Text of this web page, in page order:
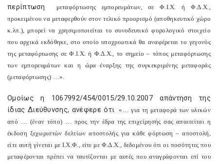
περίπτωση
μεταφόρτωσης εμπορευμάτων, σε Φ.Ι.Χ. ή Φ.Δ.Χ.,
προκειμένου να μεταφερθούν στον τελικό προορισμό (αποθηκευτικό χώρο
κ.λπ.), μπορεί να χρησιμοποιείται το συνοδευτικό φορολογικό στοιχείο
που αρχικά εκδόθηκε, στο οποίο υποχρεωτικά θα αναφέρεται το γεγονός
της μεταφόρτωσης σε Φ.Ι.Χ. ή Φ.Δ.Χ., το σημείο – τόπος μεταφόρτωσης
των εμπορευμάτων και η ώρα έναρξης της συγκεκριμένης μεταφοράς
(μεταφόρτωσης) …».
Ομοίως η 1067992/454/0015/29.10.2007 απάντηση της
ίδιας Διεύθυνσης, ανέφερε ότι «… για τη μεταφορά των υλικών
από … (έναν τόπο) … προς την έδρα της επιχείρησής σας απαιτείται η
έκδοση ξεχωριστών δελτίων αποστολής για κάθε φόρτωση – αποστολή,
είτε αυτή γίνεται με Ι.Χ.Φ., είτε με Φ.Δ.Χ., δεδομένου ότι οι ποσότητες που
μεταφέρονται πρέπει να ταυτίζονται με αυτές που αναγράφονται επί του